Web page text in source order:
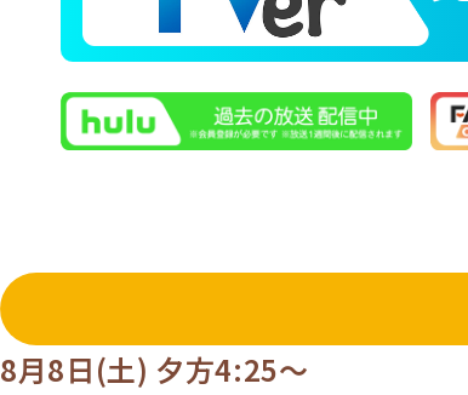
8月8日(土) 夕方4:25～